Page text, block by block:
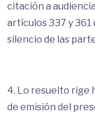
citación a
artículos 337 y 361
silencio de las
4. Lo resuelto rige
de emisión del